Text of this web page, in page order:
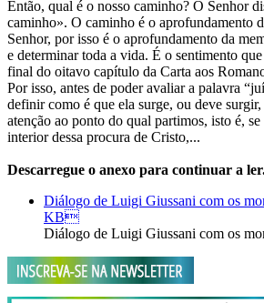
Então, qual é o nosso caminho? O Senhor
caminho». O caminho é o aprofundamento
Senhor, por isso é o aprofundamento da
e determinar toda a vida. É o sentimento
final do oitavo capítulo da Carta aos
Por isso, antes de poder avaliar a palavra
definir como é que ela surge, ou deve surgir,
atenção ao ponto do qual partimos, isto é,
interior dessa procura de Cristo,...
Descarregue o anexo para continuar a
Diálogo de Luigi Giussani com os
KB
Diálogo de Luigi Giussani com os